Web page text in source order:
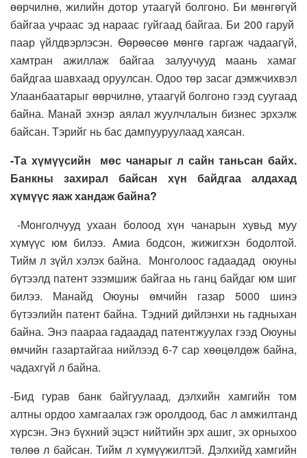
өөрчилнө, жилийн дотор утаагүй болгоно. Би мөнгөгүй
байгаа учраас эд нараас гуйгаад байгаа. Би 200 гаруй
паар үйлдвэрлэсэн. Өөрөөсөө мөнгө гаргаж чадаагүй,
хамтран ажиллаж байгаа залуучууд маань хамаг
байдгаа шавхаад оруулсан. Одоо төр засаг дэмжчихвэл
Улаанбаатарыг өөрчилнө, утаагүй болгоно гээд суугаад
байна. Манай эхнэр аялал жуулчлалын бизнес эрхэлж
байсан. Тэрийг нь бас дампууруулаад хаясан.
-Та хүмүүсийн мөс чанарыг л сайн таньсан байх.
Банкны захирал байсан хүн байдгаа алдахад
хүмүүс яаж хандаж байна?
-Монголчууд ухаан болоод хүн чанарын хувьд муу
хүмүүс юм билээ. Амиа бодсон, жижигхэн бодолтой.
Тийм л зүйл хэлэх байна. Монголоос гадаадад оюуны
бүтээлд патент эзэмшиж байгаа нь ганц байдаг юм шиг
билээ. Манайд Оюуны өмчийн газар 5000 шинэ
бүтээлийн патент байна. Тэдний дийлэнхи нь гадныхан
байна. Энэ паараа гадаадад патентжуулах гээд Оюуны
өмчийн газартайгаа нийлээд 6-7 сар хөөцөлдөж байна,
чадахгүй л байна.
-Бид гурав банк байгуулаад, дэлхийн хамгийн том
алтны ордоо хамгаалах гэж оролдоод, бас л амжилтанд
хүрсэн. Энэ бүхний эцэст нийтийн эрх ашиг, эх орныхоо
төлөө л байсан. Тийм л хүмүүжилтэй. Дэлхийд хамгийн